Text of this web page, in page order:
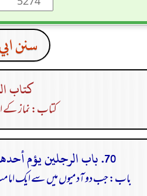
سنن
كتاب
کتاب: نماز کے
70. باب الرجلين يؤم أحدهما صاحبه كيف يقومان
باب: جب دو آدمیوں میں سے ایک